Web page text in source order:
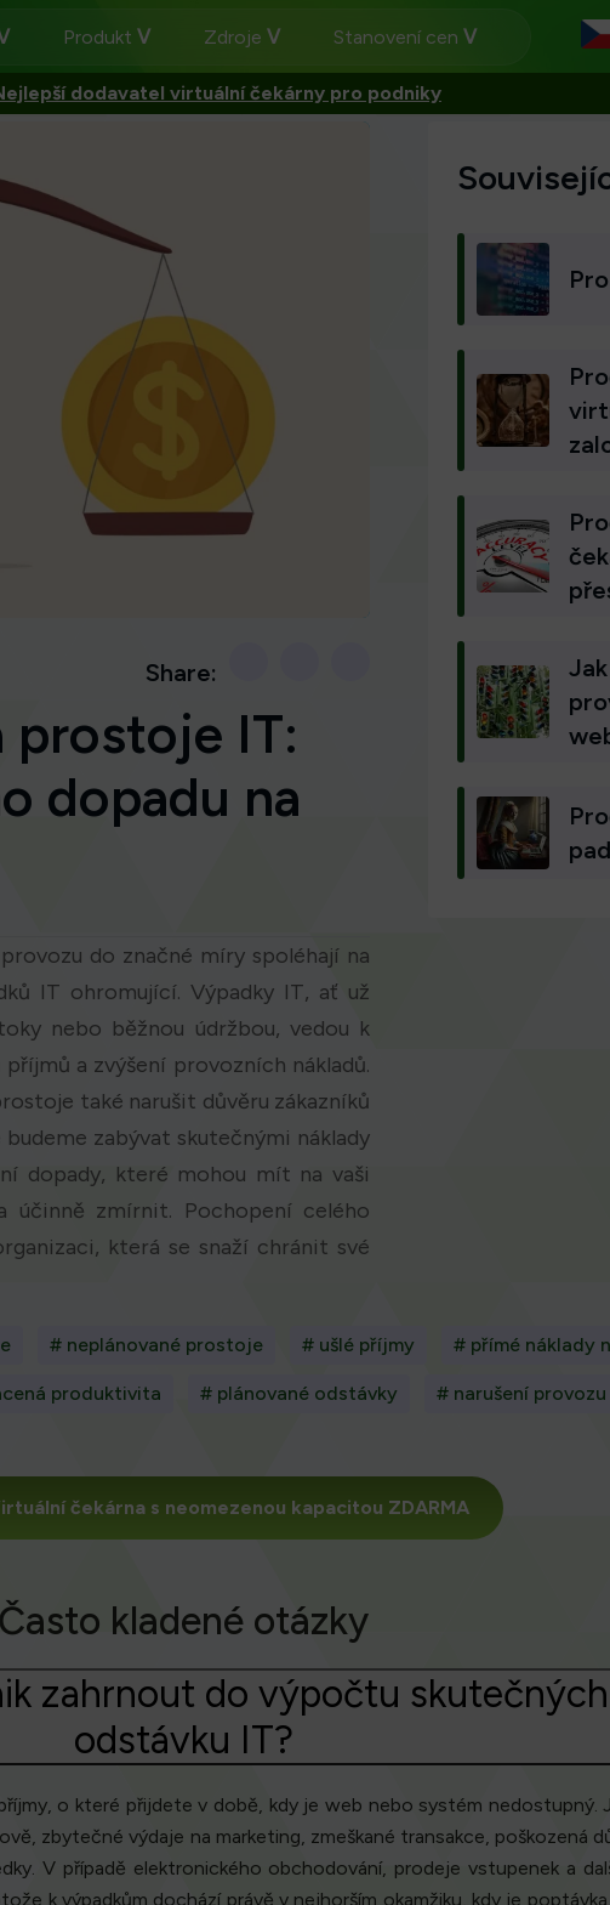
Produkt Zdroje Stanovení cen
dodavatel virtuální čekárny pro podniky
Share:
prostoje IT:
dopadu na
do značné míry spoléhají na
IT ohromující. Výpadky IT, ať už
nebo běžnou údržbou, vedou k
a zvýšení provozních nákladů.
také narušit důvěru zákazníků
zabývat skutečnými náklady
dopady, které mohou mít na vaši
zmírnit. Pochopení celého
která se snaží chránit své
# neplánované prostoje # ušlé příjmy # přímé náklady
produktivita # plánované odstávky # narušení provozu
čekárna s neomezenou kapacitou ZDARMA
Často kladené otázky
zahrnout do výpočtu
odstávku IT?
o které přijdete v době, kdy je web nebo systém
zbytečné výdaje na marketing, zmeškané transakce, poškozená
V případě elektronického obchodování, prodeje vstupenek a
k výpadkům dochází právě v nejhorším okamžiku, kdy je